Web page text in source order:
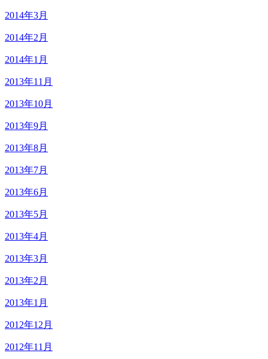
2014年3月
2014年2月
2014年1月
2013年11月
2013年10月
2013年9月
2013年8月
2013年7月
2013年6月
2013年5月
2013年4月
2013年3月
2013年2月
2013年1月
2012年12月
2012年11月